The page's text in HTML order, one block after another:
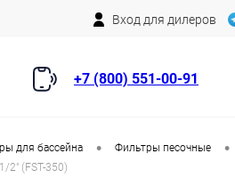
Вход для дилеров
+7 (800) 551-00-91
для бассейна • Фильтры песочные •
2" (FST-350)